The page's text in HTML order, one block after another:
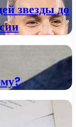
звезды до